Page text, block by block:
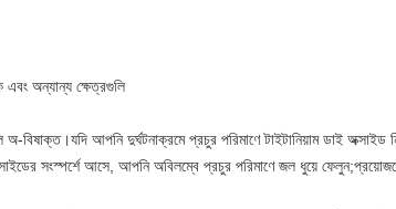
এবং অন্যান্য ক্ষেত্রগুলি
অ-বিষাক্ত।যদি আপনি দুর্ঘটনাক্রমে প্রচুর পরিমাণে টাইটানিয়াম ডাই
সংস্পর্শে আসে, আপনি অবিলম্বে প্রচুর পরিমাণে জল ধুয়ে